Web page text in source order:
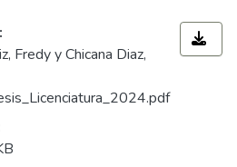
Fredy y Chicana Diaz,